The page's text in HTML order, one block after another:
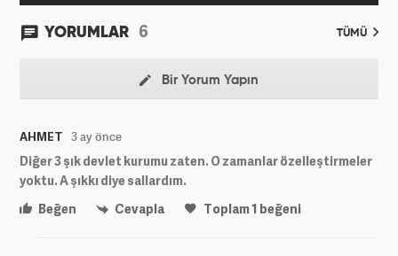
YORUMLAR 6 TÜMÜ
Bir Yorum Yapın
AHMET 3 ay önce
Diğer 3 şık devlet kurumu zaten. O zamanlar özelleştirmeler
yoktu. A şıkkı diye sallardım.
Beğen
Cevapla Toplam1 beğeni